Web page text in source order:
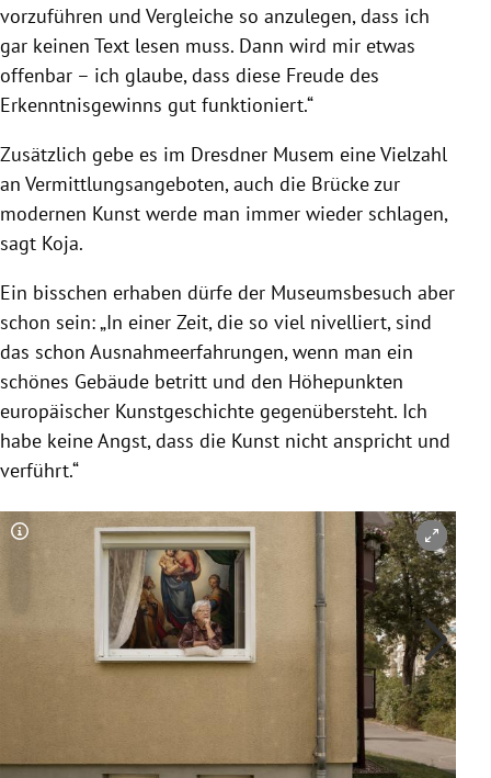
vorzuführen und Vergleiche so anzulegen, dass ich
gar keinen Text lesen muss. Dann wird mir etwas
offenbar – ich glaube, dass diese Freude des
Erkenntnisgewinns gut funktioniert.“
Zusätzlich gebe es im Dresdner Musem eine Vielzahl
an Vermittlungsangeboten, auch die Brücke zur
modernen Kunst werde man immer wieder schlagen,
sagt Koja.
Ein bisschen erhaben dürfe der Museumsbesuch aber
schon sein: „In einer Zeit, die so viel nivelliert, sind
das schon Ausnahmeerfahrungen, wenn man ein
schönes Gebäude betritt und den Höhepunkten
europäischer Kunstgeschichte gegenübersteht. Ich
habe keine Angst, dass die Kunst nicht anspricht und
verführt.“
Copyright-Hinweis öffnen/schließen